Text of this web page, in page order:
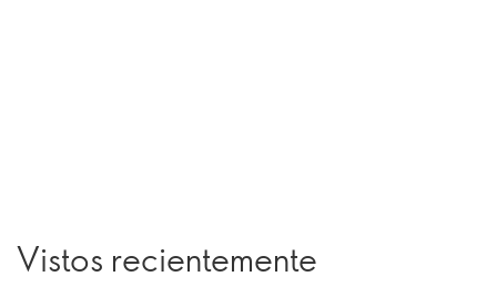
Vistos recientemente